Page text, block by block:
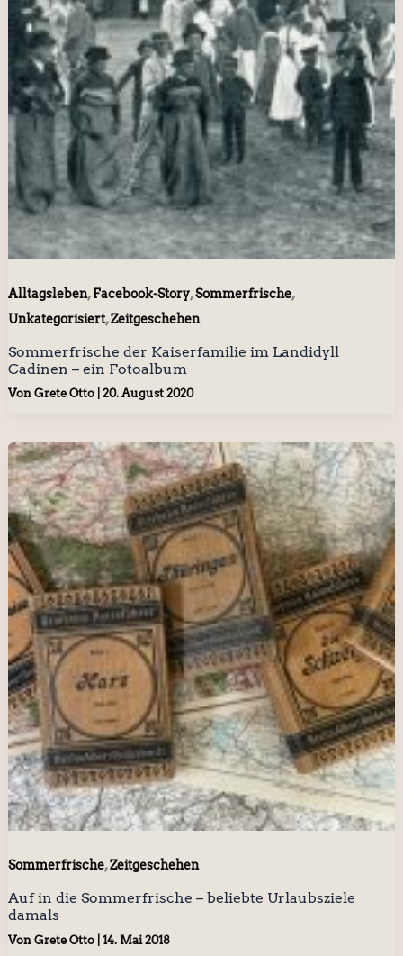
Alltagsleben,Facebook-Story,Sommerfrische,
Unkategorisiert,Zeitgeschehen
Sommerfrische der Kaiserfamilie im Landidyll
Cadinen – ein Fotoalbum
Von Grete Otto 20. August 2020
Sommerfrische,Zeitgeschehen
Auf in die Sommerfrische – beliebte Urlaubsziele
damals
Von Grete Otto 14. Mai 2018